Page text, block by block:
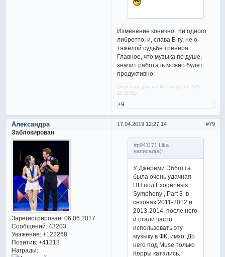
Изменение конечно. Ни одного
либретто, и, слава Б-гу, не о
тяжелой судьбе тренера.
Главное, что музыка по душе,
значит работать можно будет
продуктивно.
Отредактировано Качели (17.04.2019
12:26:51)
+9
79
17.04.2019 12:27:14
Александра
Заблокирован
Зарегистрирован: 06.06.2017
Сообщений:43203
Уважение: +122268
Позитив: +41313
Награды:
#p941171,Lika
написал(а):
У Джереми Эбботта
была очень удачная
ПП под Exogenesis:
Symphony , Part 3 в
сезонах 2011-2012 и
2013-2014, после него
и стали часто
использовать эту
музыку в ФК, имхо. До
него под Muse только
Керры катались.